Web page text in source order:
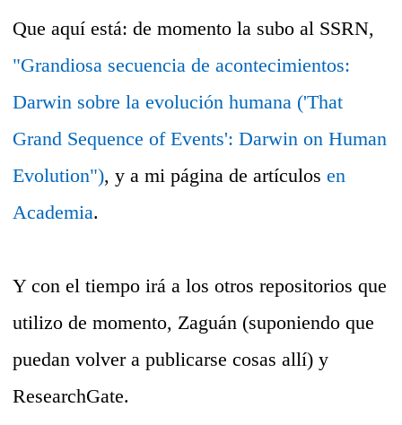
Que aquí está: de momento la subo al SSRN,
"Grandiosa secuencia de acontecimientos:
Darwin sobre la evolución humana ('That
Grand Sequence of Events': Darwin on Human
Evolution"), y a mi página de artículos en
Academia.
Y con el tiempo irá a los otros repositorios que
utilizo de momento, Zaguán (suponiendo que
puedan volver a publicarse cosas allí) y
ResearchGate.